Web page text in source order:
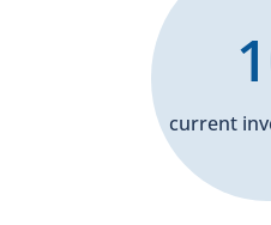
current